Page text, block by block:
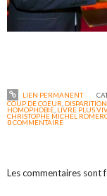
LIEN PERMANENT
COUP DE COEUR
HOMOPHOBIE LIVRE PLUS
CHRISTOPHE MICHEL
0COMMENTAIRE
Les commentaires sont